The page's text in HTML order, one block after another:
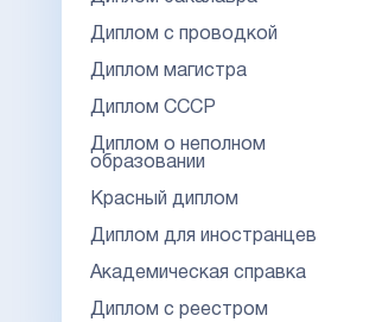
Диплом с проводкой
Диплом магистра
Диплом СССР
Диплом о неполном
образовании
Красный диплом
Диплом для иностранцев
Академическая справка
Диплом с реестром